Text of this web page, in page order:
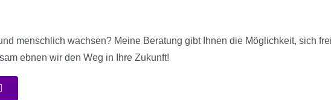
menschlich wachsen? Meine Beratung gibt Ihnen die Möglichkeit, sich
ebnen wir den Weg in Ihre Zukunft!